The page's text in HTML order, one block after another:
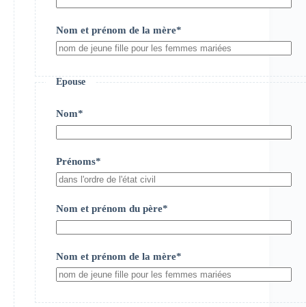
Nom et prénom de la mère*
Epouse
Nom*
Prénoms*
Nom et prénom du père*
Nom et prénom de la mère*